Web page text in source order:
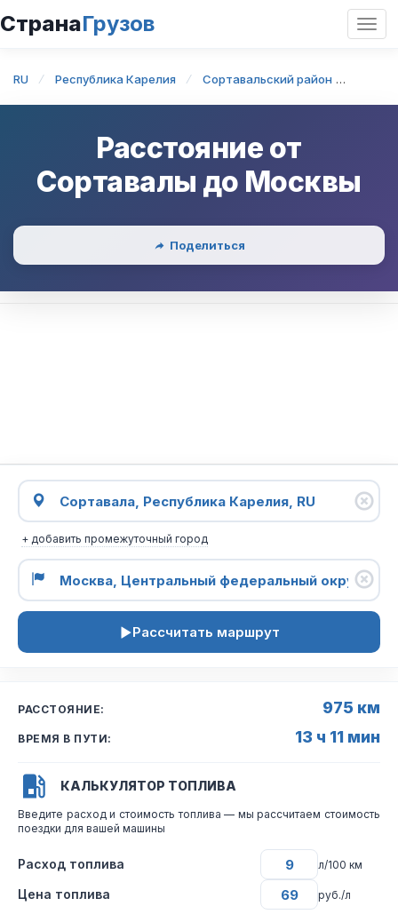
СтранаГрузов
RU Республика Карелия Сортавальский район
Расстояние от
Сортавалы до Москвы
Поделиться
+ добавить промежуточный город
Рассчитать маршрут
РАССТОЯНИЕ: 975 км
ВРЕМЯ В ПУТИ: 13 ч 11 мин
КАЛЬКУЛЯТОР ТОПЛИВА
Введите расход и стоимость топлива — мы рассчитаем стоимость
поездки для вашей машины
Расход топлива л/100 км
Цена топлива руб./л